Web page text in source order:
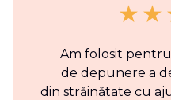
Am folosit
de depunere a
din străinătate cu